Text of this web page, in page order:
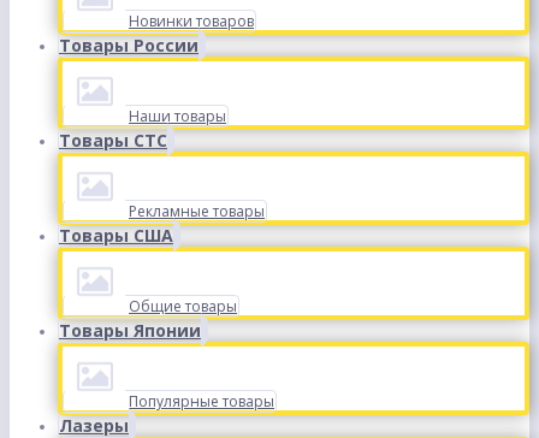
Новинки товаров
Товары России
Наши товары
Товары СТС
Рекламные товары
Товары США
Общие товары
Товары Японии
Популярные товары
Лазеры